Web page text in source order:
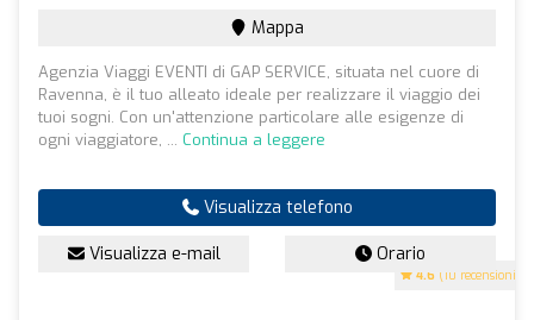
4.6 (10 recensioni)
Mappa
Agenzia Viaggi EVENTI di GAP SERVICE, situata nel cuore di
Ravenna, è il tuo alleato ideale per realizzare il viaggio dei
tuoi sogni. Con un'attenzione particolare alle esigenze di
ogni viaggiatore, ... Continua a leggere
Visualizza telefono
Visualizza e-mail Orario